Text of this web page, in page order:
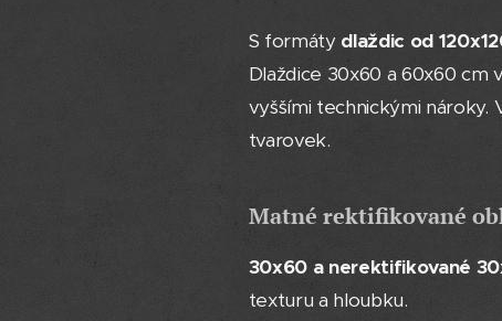
S formáty dlaždic od
Dlaždice 30x60 a 60x60 cm
vyššími technickými
tvarovek.
Matné rektifikované
30x60 a nerektifikované
texturu a hloubku.